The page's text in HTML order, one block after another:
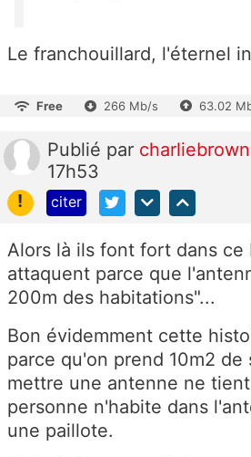
Le franchouillard, l'éternel
Free 266 Mb/s 63.02
Publié par charliebrown
17h53
!
citer
Alors là ils font fort dans ce
attaquent parce que
200m des habitations"...
Bon évidemment cette
parce qu'on prend 10m2 de
mettre une antenne ne
personne n'habite dans
une paillote.